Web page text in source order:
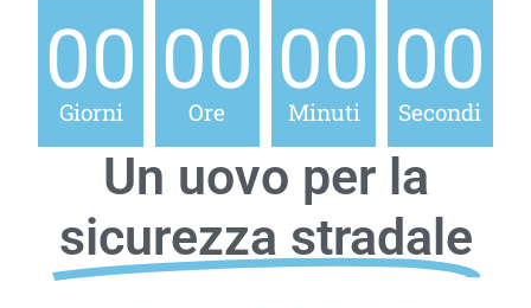
00
Giorni
00
Ore
00
Minuti
00
Secondi
Un uovo per la
sicurezza stradale